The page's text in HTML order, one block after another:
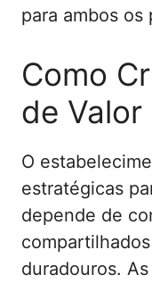
para ambos os
Como
de Valor
O
estratégicas
depende de
duradouros.